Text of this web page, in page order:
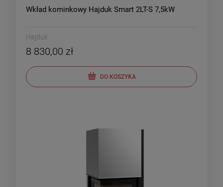
Wkład kominkowy Hajduk Smart 2LT-S 7,5kW
Hajduk
8 830,00 zł
DO KOSZYKA